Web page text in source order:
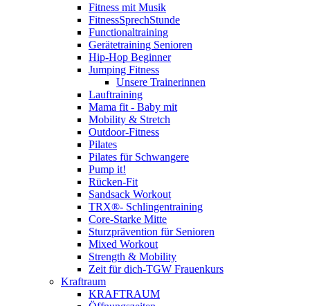
Fitness mit Musik
FitnessSprechStunde
Functionaltraining
Gerätetraining Senioren
Hip-Hop Beginner
Jumping Fitness
Unsere Trainerinnen
Lauftraining
Mama fit - Baby mit
Mobility & Stretch
Outdoor-Fitness
Pilates
Pilates für Schwangere
Pump it!
Rücken-Fit
Sandsack Workout
TRX®- Schlingentraining
Core-Starke Mitte
Sturzprävention für Senioren
Mixed Workout
Strength & Mobility
Zeit für dich-TGW Frauenkurs
Kraftraum
KRAFTRAUM